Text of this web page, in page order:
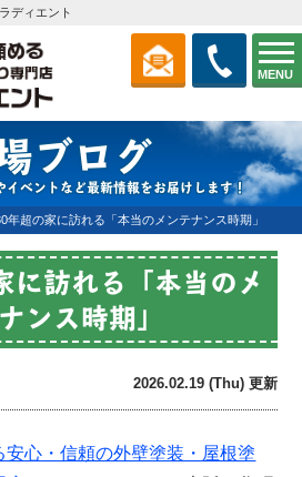
MENU
ディエント
ブログ
イベントなど最新情報をお届けします！
年超の家に訪れる「本当のメンテナンス時期」
訪れる「本当のメ
ンス時期」
2026.02.19 (Thu) 更新
心・信頼の外壁塗装・屋根塗